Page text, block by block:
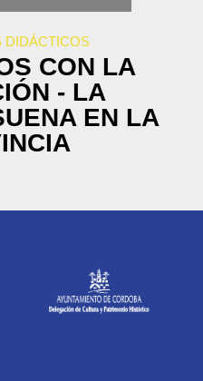
DIDÁCTICOS
CON LA
- LA
EN LA